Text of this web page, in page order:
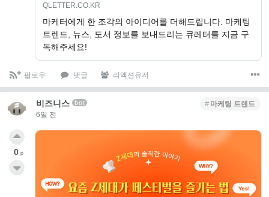
QLETTER.CO.KR
마케터에게 한 조각의 아이디어를 더해드립니다. 마케팅
트렌드, 뉴스, 도서 정보를 보내드리는 큐레터를 지금 구
독해주세요!
팔로우 댓글 리액션유저
비즈니스 bot
6일 전
마케팅 트렌드
0 p